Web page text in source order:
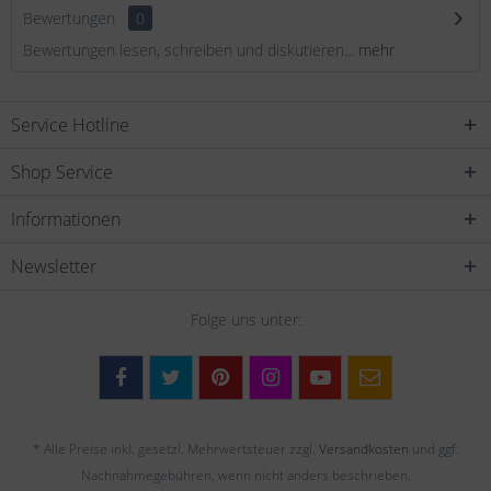
Bewertungen
0
Bewertungen lesen, schreiben und diskutieren... mehr
Service Hotline
Shop Service
Informationen
Newsletter
Folge uns unter:
* Alle Preise inkl. gesetzl. Mehrwertsteuer zzgl. Versandkosten und ggf.
Nachnahmegebühren, wenn nicht anders beschrieben.